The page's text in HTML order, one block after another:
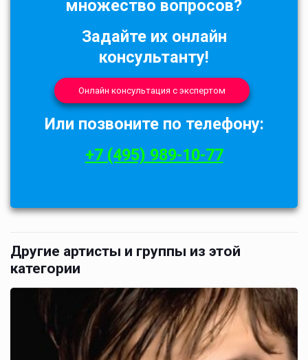
множество вопросов?
Задайте их онлайн
консультанту!
Онлайн консультация с экспертом
Или позвоните по телефону:
+7 (495) 989-10-77
Другие артисты и группы из этой
категории